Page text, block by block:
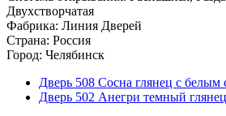
Двухстворчатая
Фабрика: Линия Дверей
Страна: Россия
Город: Челябинск
Дверь 508 Сосна глянец с белым
Дверь 502 Анегри темный